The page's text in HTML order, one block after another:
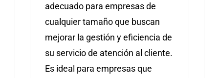
adecuado para empresas de
cualquier tamaño que buscan
mejorar la gestión y eficiencia de
su servicio de atención al cliente.
Es ideal para empresas que